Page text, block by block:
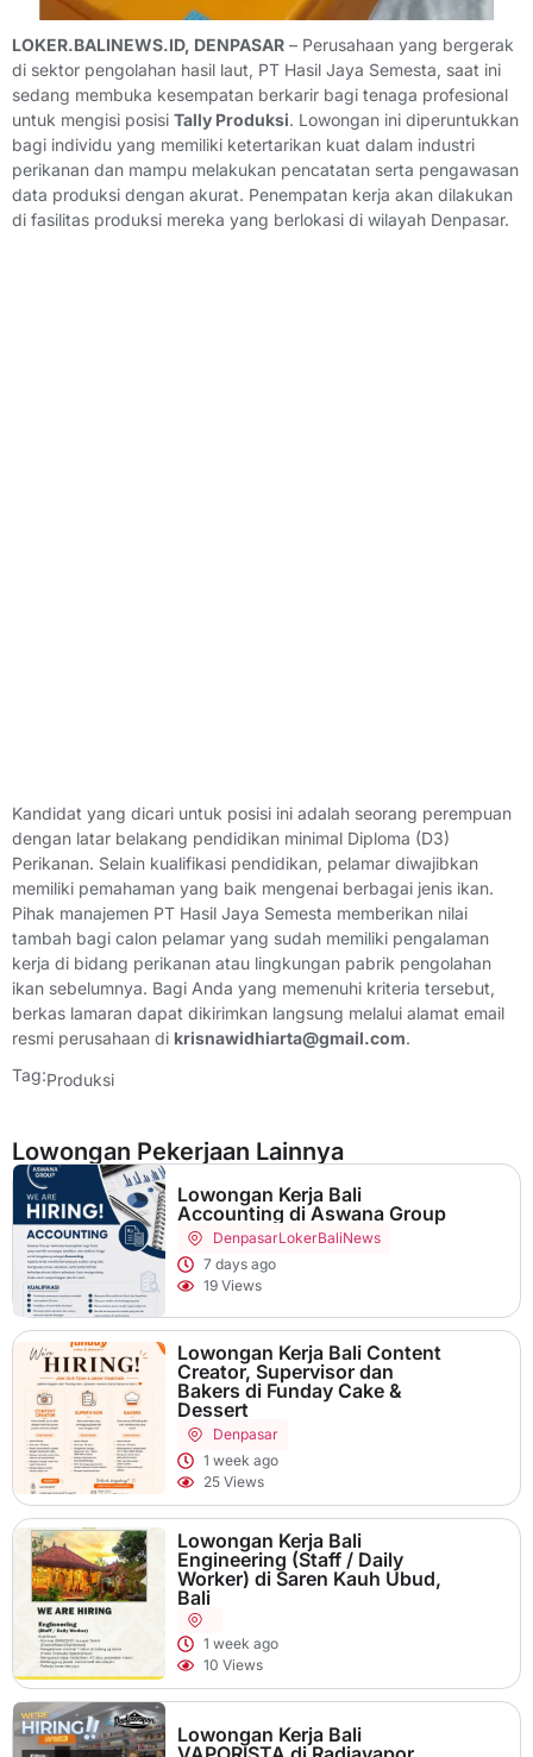
LOKER.BALINEWS.ID, DENPASAR – Perusahaan yang bergerak
di sektor pengolahan hasil laut, PT Hasil Jaya Semesta, saat ini
sedang membuka kesempatan berkarir bagi tenaga profesional
untuk mengisi posisi Tally Produksi. Lowongan ini diperuntukkan
bagi individu yang memiliki ketertarikan kuat dalam industri
perikanan dan mampu melakukan pencatatan serta pengawasan
data produksi dengan akurat. Penempatan kerja akan dilakukan
di fasilitas produksi mereka yang berlokasi di wilayah Denpasar.
Kandidat yang dicari untuk posisi ini adalah seorang perempuan
dengan latar belakang pendidikan minimal Diploma (D3)
Perikanan. Selain kualifikasi pendidikan, pelamar diwajibkan
memiliki pemahaman yang baik mengenai berbagai jenis ikan.
Pihak manajemen PT Hasil Jaya Semesta memberikan nilai
tambah bagi calon pelamar yang sudah memiliki pengalaman
kerja di bidang perikanan atau lingkungan pabrik pengolahan
ikan sebelumnya. Bagi Anda yang memenuhi kriteria tersebut,
berkas lamaran dapat dikirimkan langsung melalui alamat email
resmi perusahaan di krisnawidhiarta@gmail.com.
Tag:Produksi
Lowongan Pekerjaan Lainnya
Lowongan Kerja Bali
Accounting di Aswana Group
DenpasarLokerBaliNews
7 days ago
19 Views
Lowongan Kerja Bali Content
Creator, Supervisor dan
Bakers di Funday Cake &
Dessert
Denpasar
1 week ago
25 Views
Lowongan Kerja Bali
Engineering (Staff / Daily
Worker) di Saren Kauh Ubud,
Bali
1 week ago
10 Views
Lowongan Kerja Bali